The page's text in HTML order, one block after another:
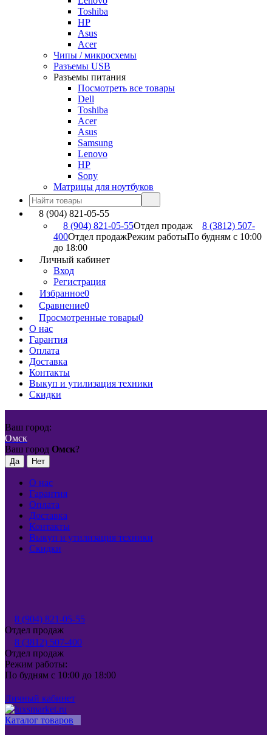
Toshiba
HP
Asus
Acer
Чипы / микросхемы
Разъемы USB
Разъемы питания
Посмотреть все товары
Dell
Toshiba
Acer
Asus
Samsung
Lenovo
HP
Sony
Матрицы для ноутбуков
8 (904) 821-05-55
8 (904) 821-05-55Отдел продаж
8 (3812) 507-
400Отдел продажРежим работыПо будням с 10:00
до 18:00
Личный кабинет
Вход
Регистрация
Избранное0
Сравнение0
Просмотренные товары0
О нас
Гарантия
Оплата
Доставка
Контакты
Выкуп и утилизация техники
Скидки
Ваш город:
Омск
Ваш город Омск?
О нас
Гарантия
Оплата
Доставка
Контакты
Выкуп и утилизация техники
Скидки
8 (904) 821-05-55
Отдел продаж
8 (3812) 507-400
Отдел продаж
Режим работы:
По будням с 10:00 до 18:00
Личный кабинет
Каталог товаров